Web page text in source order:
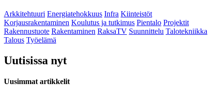
Arkkitehtuuri Energiatehokkuus Infra Kiinteistöt
Korjausrakentaminen Koulutus ja tutkimus Pientalo Projektit
Rakennustuote Rakentaminen RaksaTV Suunnittelu Talotekniikka
Talous Työelämä
Uutisissa nyt
Uusimmat artikkelit